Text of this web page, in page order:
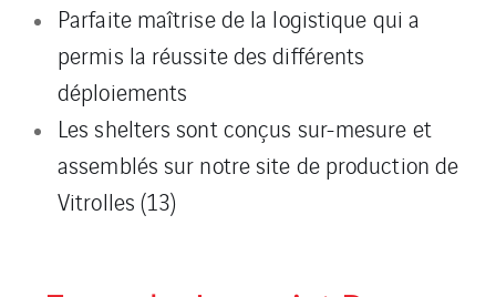
Parfaite maîtrise de la logistique qui a
permis la réussite des différents
déploiements
Les shelters sont conçus sur-mesure et
assemblés sur notre site de production de
Vitrolles (13)